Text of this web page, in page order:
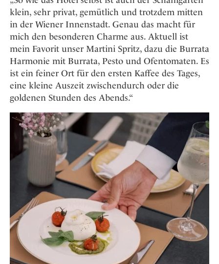
klein, sehr privat, gemütlich und trotzdem mitten
in der Wiener Innenstadt. Genau das macht für
mich den besonderen Charme aus. Aktuell ist
mein Favorit unser Martini Spritz, dazu die Burrata
Harmonie mit Burrata, Pesto und Ofentomaten. Es
ist ein feiner Ort für den ersten Kaffee des Tages,
eine kleine Auszeit zwischendurch oder die
goldenen Stunden des Abends.“